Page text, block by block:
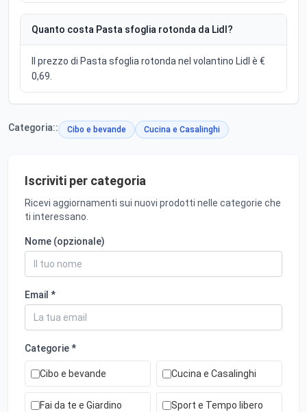
Quanto costa Pasta sfoglia rotonda da Lidl?
Il prezzo di Pasta sfoglia rotonda nel volantino Lidl è €
0,69.
Categoria:: Cibo e bevande Cucina e Casalinghi
Iscriviti per categoria
Ricevi aggiornamenti sui nuovi prodotti nelle categorie che
ti interessano.
Nome (opzionale)
Email *
Categorie *
Cibo e bevande Cucina e Casalinghi
Fai da te e Giardino Sport e Tempo libero